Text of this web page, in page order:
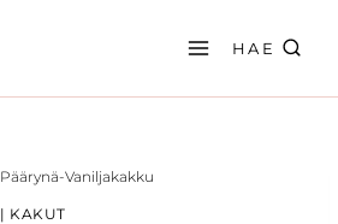
HAE
Päärynä-Vaniljakakku
| KAKUT